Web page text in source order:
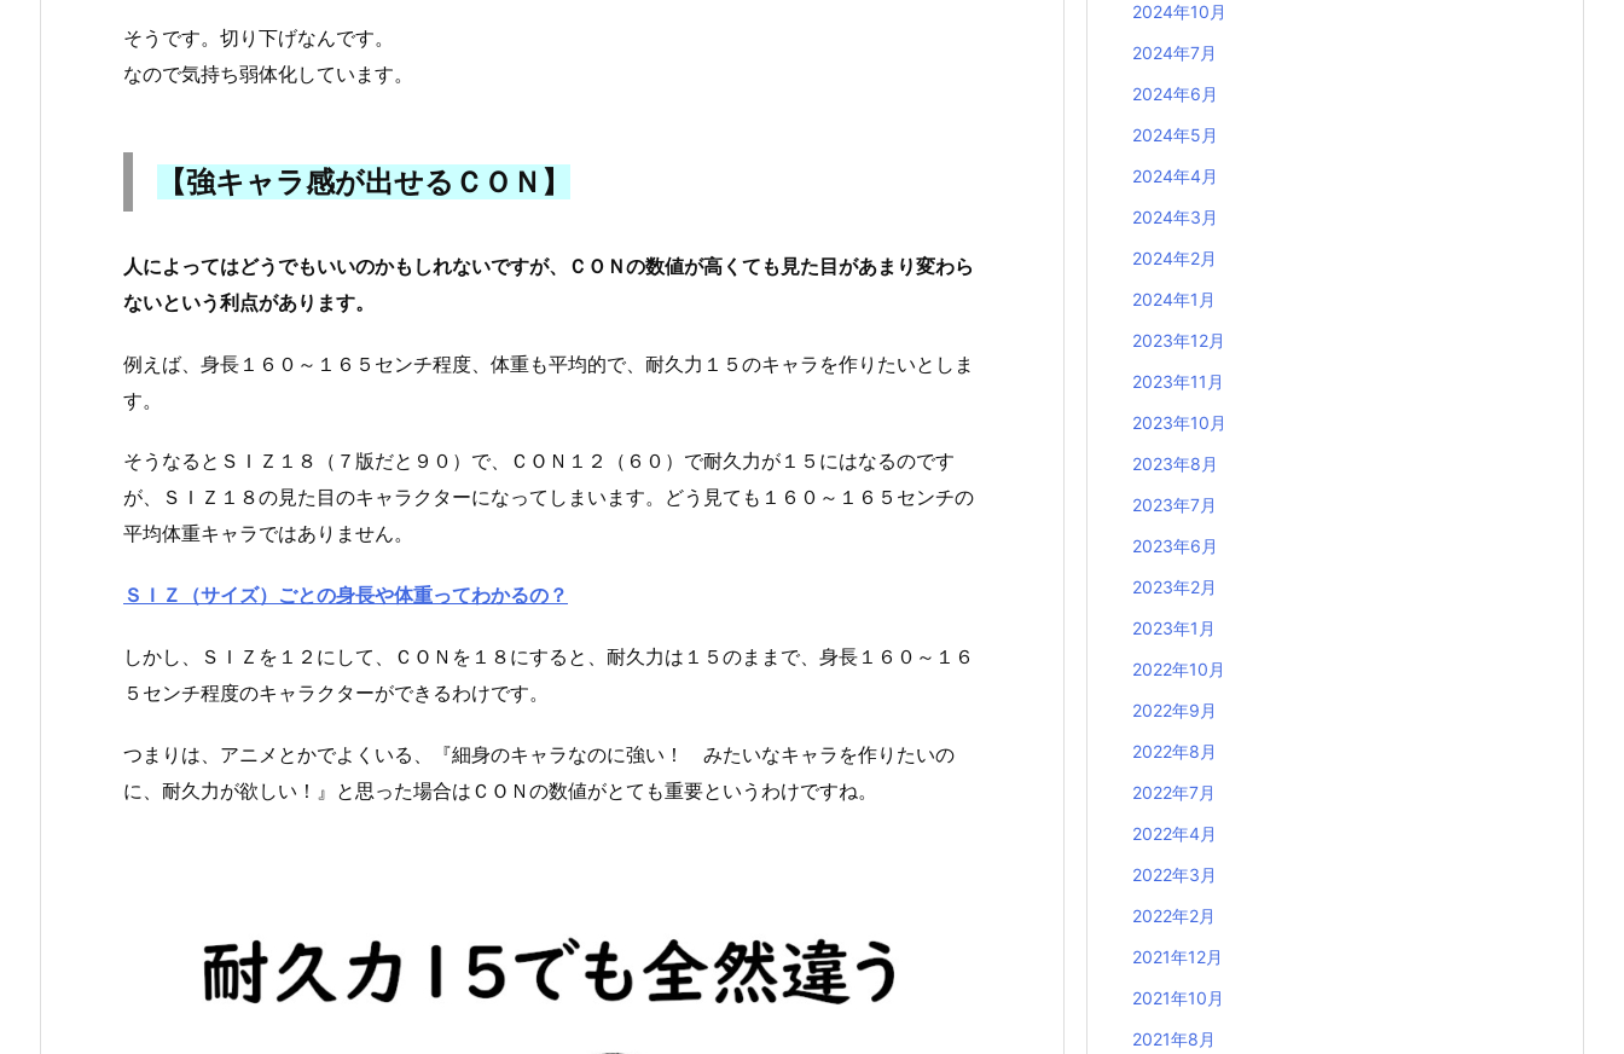
そうです。切り下げなんです。
なので気持ち弱体化しています。
【強キャラ感が出せるＣＯＮ】
人によってはどうでもいいのかもしれないですが、ＣＯＮの数値が高くても見た目があまり変わら
ないという利点があります。
例えば、身長１６０～１６５センチ程度、体重も平均的で、耐久力１５のキャラを作りたいとしま
す。
そうなるとＳＩＺ１８（７版だと９０）で、ＣＯＮ１２（６０）で耐久力が１５にはなるのです
が、ＳＩＺ１８の見た目のキャラクターになってしまいます。どう見ても１６０～１６５センチの
平均体重キャラではありません。
ＳＩＺ（サイズ）ごとの身長や体重ってわかるの？
しかし、ＳＩＺを１２にして、ＣＯＮを１８にすると、耐久力は１５のままで、身長１６０～１６
５センチ程度のキャラクターができるわけです。
つまりは、アニメとかでよくいる、『細身のキャラなのに強い！ みたいなキャラを作りたいの
に、耐久力が欲しい！』と思った場合はＣＯＮの数値がとても重要というわけですね。
2024年10月
2024年7月
2024年6月
2024年5月
2024年4月
2024年3月
2024年2月
2024年1月
2023年12月
2023年11月
2023年10月
2023年8月
2023年7月
2023年6月
2023年2月
2023年1月
2022年10月
2022年9月
2022年8月
2022年7月
2022年4月
2022年3月
2022年2月
2021年12月
2021年10月
2021年8月